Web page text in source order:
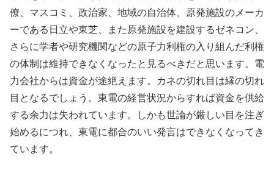
僚、マスコミ、政治家、地域の自治体、原発施設のメーカ
ーである日立や東芝、また原発施設を建設するゼネコン、
さらに学者や研究機関などの原子力利権の入り組んだ利権
の体制は維持できなくなったと見るべきだと思います。電
力会社からは資金が途絶えます。カネの切れ目は縁の切れ
目となるでしょう。東電の経営状況からすれば資金を供給
する余力は失われています。しかも世論が厳しい目を注ぎ
始めるにつれ、東電に都合のいい発言はできなくなってき
ています。